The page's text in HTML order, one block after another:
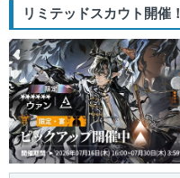
リミテッドスカウト開催！